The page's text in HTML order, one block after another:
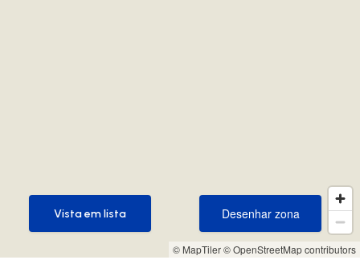
© MapTiler© OpenStreetMap contributors
Desenhar zona
Desenhar zona
Vista em lista
Vista em lista